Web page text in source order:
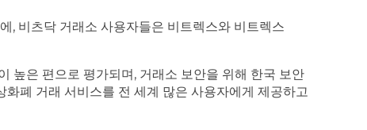
, 비츠닥 거래소 사용자들은 비트렉스와 비트렉스
높은 편으로 평가되며, 거래소 보안을 위해 한국 보안
폐 거래 서비스를 전 세계 많은 사용자에게 제공하고